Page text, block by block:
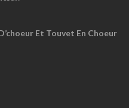
Et Touvet En Choeur